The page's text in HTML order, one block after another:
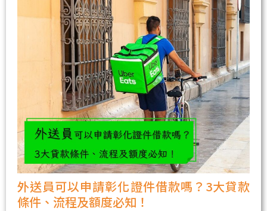
外送員可以申請彰化證件借款嗎？3大貸款
條件、流程及額度必知！